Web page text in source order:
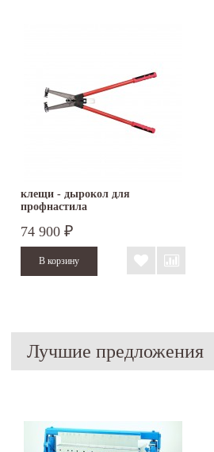
клещи - дырокол для
профнастила
74 900 ₽
Лучшие предложения